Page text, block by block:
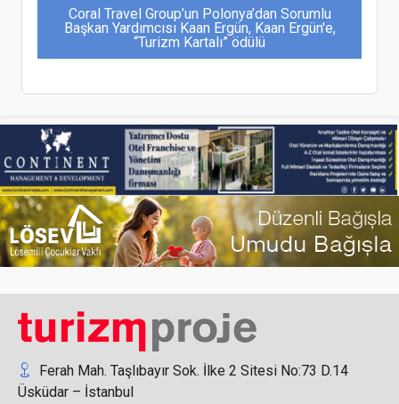
Coral Travel Group’un Polonya’dan Sorumlu
Başkan Yardımcısı Kaan Ergün, Kaan Ergün'e,
“Turizm Kartalı” ödülü
Eurowings Holidays’in Yeni CEO’su Irina
Haselmann
Ferah Mah. Taşlıbayır Sok. İlke 2 Sitesi No:73 D.14
Üsküdar – İstanbul